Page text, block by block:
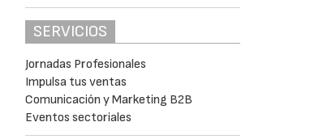
SERVICIOS
Jornadas Profesionales
Impulsa tus ventas
Comunicación y Marketing B2B
Eventos sectoriales